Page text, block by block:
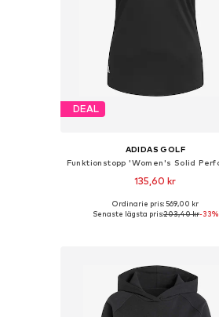
DEAL
ADIDAS GOLF
135,60 kr
Ordinarie pris: 569,00 kr
Senaste lägsta pris:203,40 kr-33%